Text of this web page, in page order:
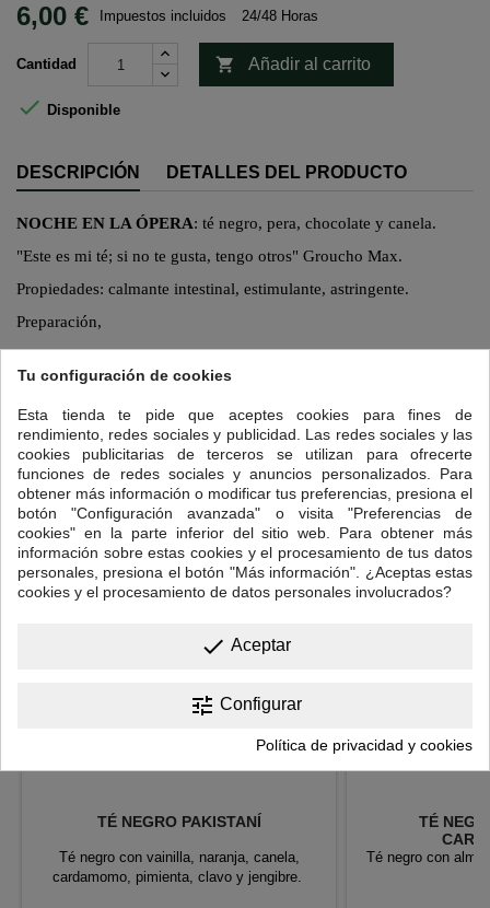
6,00 € Impuestos incluidos 24/48 Horas
Cantidad  Añadir al carrito
 Disponible
DESCRIPCIÓN DETALLES DEL PRODUCTO
NOCHE EN LA ÓPERA: té negro, pera, chocolate y canela.
"Este es mi té; si no te gusta, tengo otros" Groucho Max.
Propiedades: calmante intestinal, estimulante, astringente.
Preparación,
Cantidad: una cucharadita de postre colmada.
Temperatura del agua: 90ºC-95ºC.
Tiempo de infusión: 3-5 minutos.
16 OTROS PRODUCTOS EN LA MISMA CATEGORÍA:
>
TÉ NEGRO PAKISTANÍ
Té negro con vainilla, naranja, canela,
cardamomo, pimienta, clavo y jengibre.
TÉ
Té negro con
Tu configuración de cookies
Esta tienda te pide que aceptes cookies para fines de
rendimiento, redes sociales y publicidad. Las redes sociales y las
cookies publicitarias de terceros se utilizan para ofrecerte
funciones de redes sociales y anuncios personalizados. Para
obtener más información o modificar tus preferencias, presiona el
botón "Configuración avanzada" o visita "Preferencias de
cookies" en la parte inferior del sitio web. Para obtener más
información sobre estas cookies y el procesamiento de tus datos
personales, presiona el botón "Más información". ¿Aceptas estas
cookies y el procesamiento de datos personales involucrados?
done Aceptar
tune Configurar
Política de privacidad y cookies